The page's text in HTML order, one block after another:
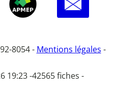
8054 - Mentions légales -
19:23 -42565 fiches -